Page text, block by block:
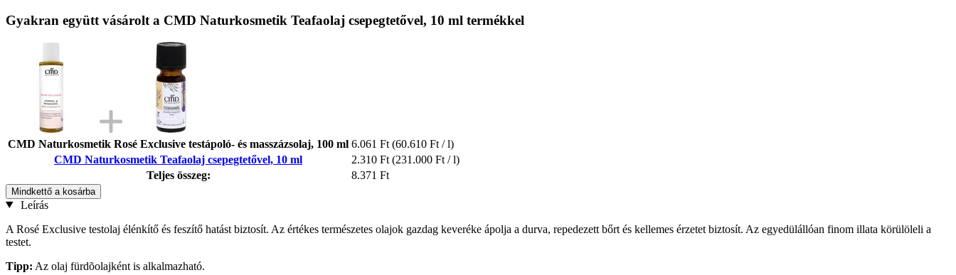
Gyakran együtt vásárolt a CMD Naturkosmetik Teafaolaj csepegtetővel, 10 ml termékkel
CMD Naturkosmetik Rosé Exclusive testápoló- és masszázsolaj, 100 ml 6.061 Ft (60.610 Ft / l)
CMD Naturkosmetik Teafaolaj csepegtetővel, 10 ml
2.310 Ft (231.000 Ft / l)
Teljes összeg:
8.371 Ft
Mindkettő a kosárba
Leírás
A Rosé Exclusive testolaj élénkítő és feszítő hatást biztosít. Az értékes természetes olajok gazdag keveréke ápolja a durva, repedezett bőrt és kellemes érzetet biztosít. Az egyedülállóan finom illata körülöleli a
testet.
Tipp: Az olaj fürdõolajként is alkalmazható.